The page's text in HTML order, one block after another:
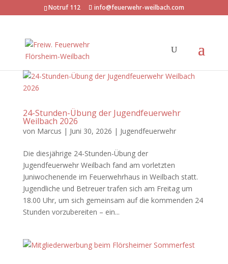
Notruf 112 info@feuerwehr-weilbach.com
24-Stunden-Übung der Jugendfeuerwehr
Weilbach 2026
von Marcus | Juni 30, 2026 | Jugendfeuerwehr
Die diesjährige 24-Stunden-Übung der
Jugendfeuerwehr Weilbach fand am vorletzten
Juniwochenende im Feuerwehrhaus in Weilbach statt.
Jugendliche und Betreuer trafen sich am Freitag um
18.00 Uhr, um sich gemeinsam auf die kommenden 24
Stunden vorzubereiten – ein...